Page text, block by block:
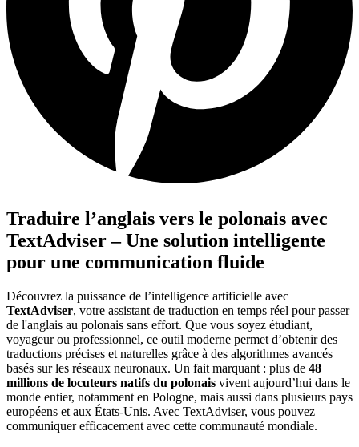
Traduire l’anglais vers le polonais avec
TextAdviser – Une solution intelligente
pour une communication fluide
Découvrez la puissance de l’intelligence artificielle avec
TextAdviser, votre assistant de traduction en temps réel pour passer
de l'anglais au polonais sans effort. Que vous soyez étudiant,
voyageur ou professionnel, ce outil moderne permet d’obtenir des
traductions précises et naturelles grâce à des algorithmes avancés
basés sur les réseaux neuronaux. Un fait marquant : plus de 48
millions de locuteurs natifs du polonais vivent aujourd’hui dans le
monde entier, notamment en Pologne, mais aussi dans plusieurs pays
européens et aux États-Unis. Avec TextAdviser, vous pouvez
communiquer efficacement avec cette communauté mondiale.